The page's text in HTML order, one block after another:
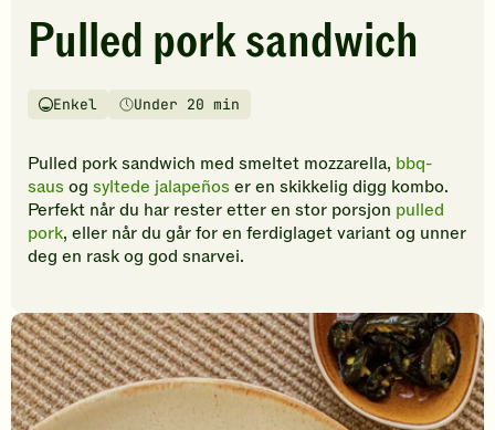
har
foreløpig
vurderinger.
den
første
til
å
vurdere
Pulled pork sandwich
Vanskelighetsgrad
Enkel
TilberedningstidUnder 20 min
Pulled pork sandwich med smeltet mozzarella, bbq-
saus og syltede jalapeños er en skikkelig digg kombo.
Perfekt når du har rester etter en stor porsjon pulled
pork, eller når du går for en ferdiglaget variant og unner
deg en rask og god snarvei.